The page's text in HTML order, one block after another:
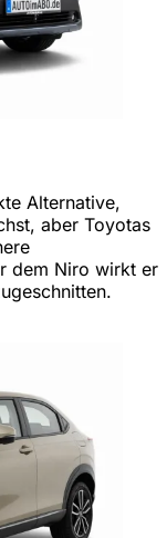
Alternative,
aber Toyotas
dem Niro wirkt er